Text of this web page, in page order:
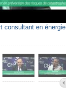
consultant en énergie